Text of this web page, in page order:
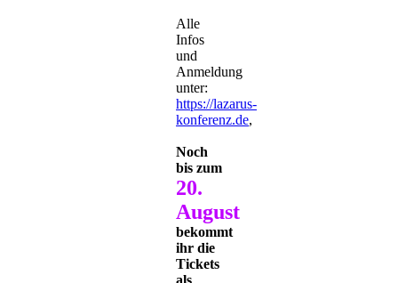
Alle
Infos
und
Anmeldung
unter:
https://lazarus-
konferenz.de,
Noch
bis zum
20.
August
bekommt
ihr die
Tickets
als